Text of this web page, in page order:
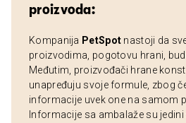
proizvoda:
Kompanija PetSpot nastoji da
proizvodima, pogotovu hrani,
Međutim, proizvođači hrane
unapređuju svoje formule, zbog
informacije uvek one na samom
Informacije sa ambalaže su